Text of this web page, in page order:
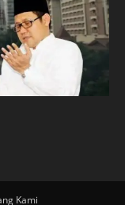
Kami